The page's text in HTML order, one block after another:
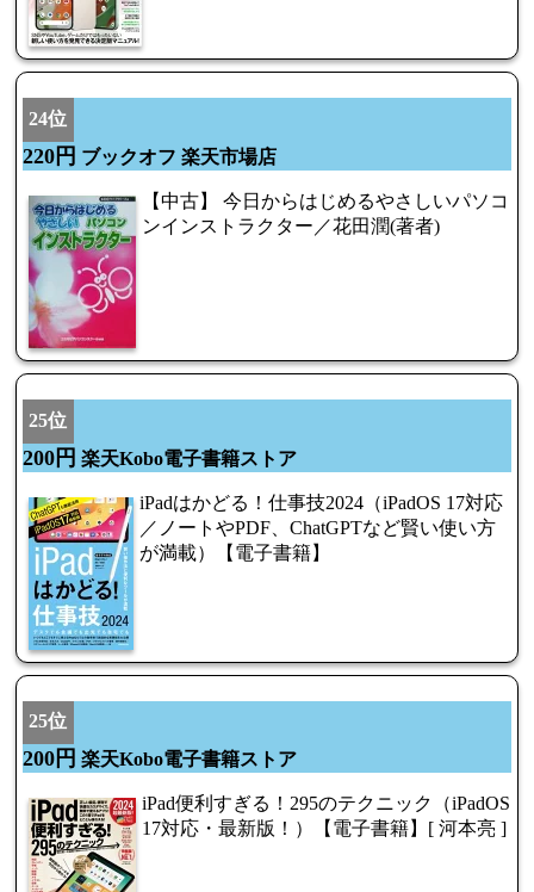
24位
220円 ブックオフ 楽天市場店
【中古】 今日からはじめるやさしいパソコ
ンインストラクター／花田潤(著者)
25位
200円 楽天Kobo電子書籍ストア
iPadはかどる！仕事技2024（iPadOS 17対応
／ノートやPDF、ChatGPTなど賢い使い方
が満載）【電子書籍】
25位
200円 楽天Kobo電子書籍ストア
iPad便利すぎる！295のテクニック（iPadOS
17対応・最新版！）【電子書籍】[ 河本亮 ]